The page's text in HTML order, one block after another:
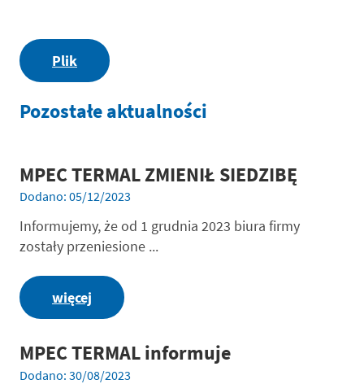
Plik
Pozostałe aktualności
MPEC TERMAL ZMIENIŁ SIEDZIBĘ
Dodano: 05/12/2023
Informujemy, że od 1 grudnia 2023 biura firmy
zostały przeniesione ...
więcej
MPEC TERMAL informuje
Dodano: 30/08/2023